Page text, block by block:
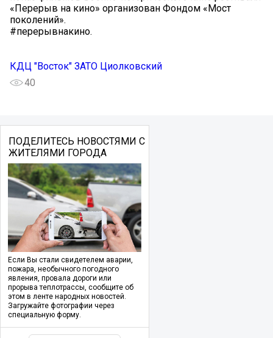
«Перерыв на кино» организован Фондом «Мост
поколений».
#перерывнакино.
КДЦ "Восток" ЗАТО Циолковский
40
ПОДЕЛИТЕСЬ НОВОСТЯМИ С
ЖИТЕЛЯМИ ГОРОДА
Если Вы стали свидетелем аварии,
пожара, необычного погодного
явления, провала дороги или
прорыва теплотрассы, сообщите об
этом в ленте народных новостей.
Загружайте фотографии через
специальную форму.